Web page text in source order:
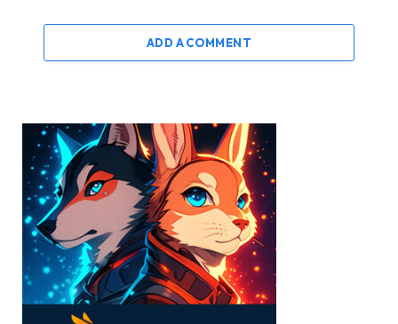
ADD A COMMENT